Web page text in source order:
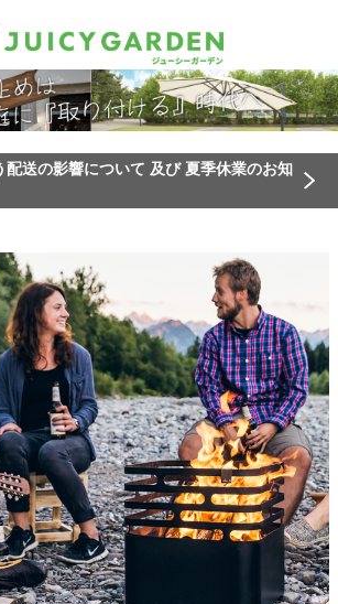
配送の影響について 及び 夏季休業のお知